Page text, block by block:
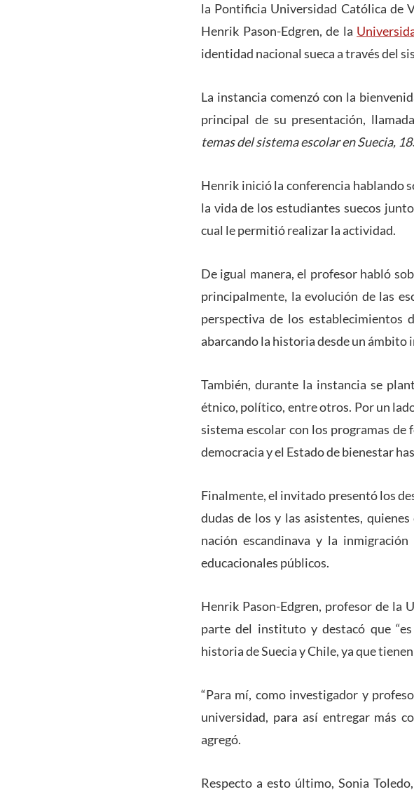
la Pontificia Universidad Católica de
Henrik Pason-Edgren, de la
identidad nacional sueca a través del
La instancia comenzó con la
principal de su presentación, llamada
temas del sistema escolar en Suecia,
Henrik inició la conferencia hablando
la vida de los estudiantes suecos
cual le permitió realizar la actividad.
De igual manera, el profesor habló
principalmente, la evolución de las
perspectiva de los establecimientos
abarcando la historia desde un ámbito
También, durante la instancia se
étnico, político, entre otros. Por un
sistema escolar con los programas
democracia y el Estado de bienestar
Finalmente, el invitado presentó los
dudas de los y las asistentes,
nación escandinava y la
educacionales públicos.
Henrik Pason-Edgren, profesor de la
parte del instituto y destacó que
historia de Suecia y Chile, ya que
“Para mí, como investigador y
universidad, para así entregar más
agregó.
Respecto a esto último, Sonia